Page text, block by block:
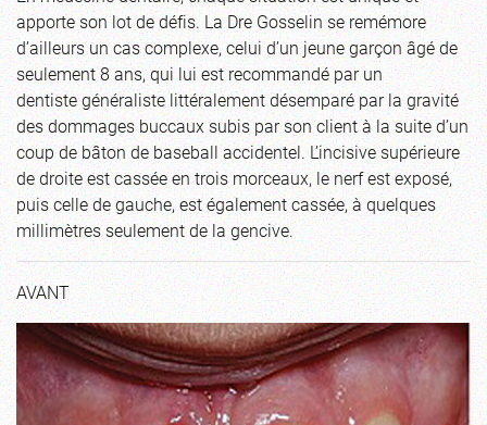
apporte son lot de défis. La Dre Gosselin se remémore
d’ailleurs un cas complexe, celui d’un jeune garçon âgé de
seulement 8 ans, qui lui est recommandé par un
dentiste généraliste littéralement désemparé par la gravité
des dommages buccaux subis par son client à la suite d’un
coup de bâton de baseball accidentel. L’incisive supérieure
de droite est cassée en trois morceaux, le nerf est exposé,
puis celle de gauche, est également cassée, à quelques
millimètres seulement de la gencive.
AVANT